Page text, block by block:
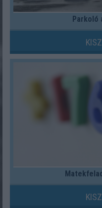
Parkoló